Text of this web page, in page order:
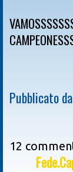
Pubblicato da
12